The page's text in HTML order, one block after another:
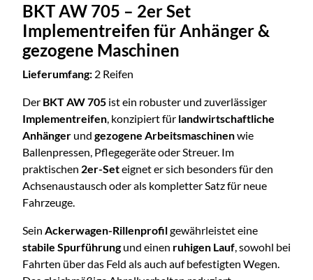
BKT AW 705 – 2er Set
Implementreifen für Anhänger &
gezogene Maschinen
Lieferumfang: 2 Reifen
Der BKT AW 705 ist ein robuster und zuverlässiger
Implementreifen, konzipiert für landwirtschaftliche
Anhänger und gezogene Arbeitsmaschinenwie
Ballenpressen, Pflegegeräte oder Streuer. Im
praktischen 2er-Seteignet er sich besonders für den
Achsenaustausch oder als kompletter Satz für neue
Fahrzeuge.
Sein Ackerwagen-Rillenprofilgewährleistet eine
stabile Spurführungund einen ruhigen Lauf, sowohl bei
Fahrten über das Feld als auch auf befestigten Wegen.